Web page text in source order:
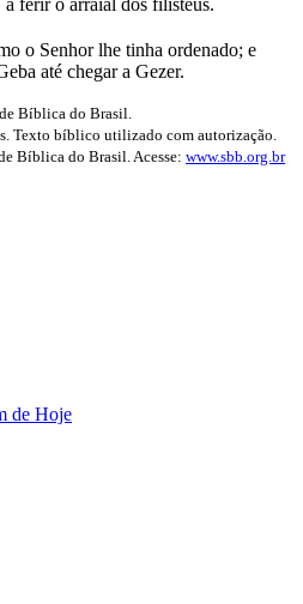
o Senhor lhe tinha ordenado; e
até chegar a Gezer.
Bíblica do Brasil.
Texto bíblico utilizado com autorização.
Bíblica do Brasil. Acesse: www.sbb.org.br
de Hoje